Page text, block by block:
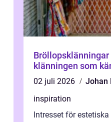
Bröllopsklänningar så hittar du
klänningen som
02 juli 2026
Johan
inspiration
Intresset för